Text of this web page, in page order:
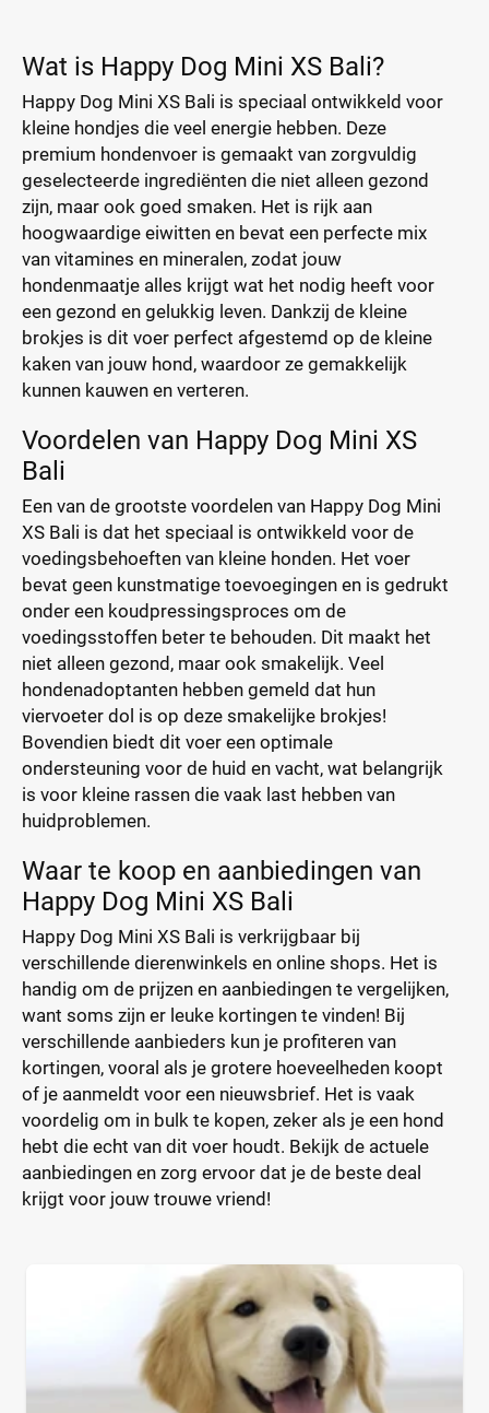
Wat is Happy Dog Mini XS Bali?
Happy Dog Mini XS Bali is speciaal ontwikkeld voor
kleine hondjes die veel energie hebben. Deze
premium hondenvoer is gemaakt van zorgvuldig
geselecteerde ingrediënten die niet alleen gezond
zijn, maar ook goed smaken. Het is rijk aan
hoogwaardige eiwitten en bevat een perfecte mix
van vitamines en mineralen, zodat jouw
hondenmaatje alles krijgt wat het nodig heeft voor
een gezond en gelukkig leven. Dankzij de kleine
brokjes is dit voer perfect afgestemd op de kleine
kaken van jouw hond, waardoor ze gemakkelijk
kunnen kauwen en verteren.
Voordelen van Happy Dog Mini XS
Bali
Een van de grootste voordelen van Happy Dog Mini
XS Bali is dat het speciaal is ontwikkeld voor de
voedingsbehoeften van kleine honden. Het voer
bevat geen kunstmatige toevoegingen en is gedrukt
onder een koudpressingsproces om de
voedingsstoffen beter te behouden. Dit maakt het
niet alleen gezond, maar ook smakelijk. Veel
hondenadoptanten hebben gemeld dat hun
viervoeter dol is op deze smakelijke brokjes!
Bovendien biedt dit voer een optimale
ondersteuning voor de huid en vacht, wat belangrijk
is voor kleine rassen die vaak last hebben van
huidproblemen.
Waar te koop en aanbiedingen van
Happy Dog Mini XS Bali
Happy Dog Mini XS Bali is verkrijgbaar bij
verschillende dierenwinkels en online shops. Het is
handig om de prijzen en aanbiedingen te vergelijken,
want soms zijn er leuke kortingen te vinden! Bij
verschillende aanbieders kun je profiteren van
kortingen, vooral als je grotere hoeveelheden koopt
of je aanmeldt voor een nieuwsbrief. Het is vaak
voordelig om in bulk te kopen, zeker als je een hond
hebt die echt van dit voer houdt. Bekijk de actuele
aanbiedingen en zorg ervoor dat je de beste deal
krijgt voor jouw trouwe vriend!